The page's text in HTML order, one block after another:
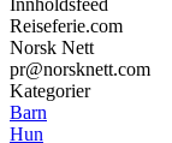
Innholdsfeed
Reiseferie.com
Norsk Nett
pr@norsknett.com
Kategorier
Barn
Hun